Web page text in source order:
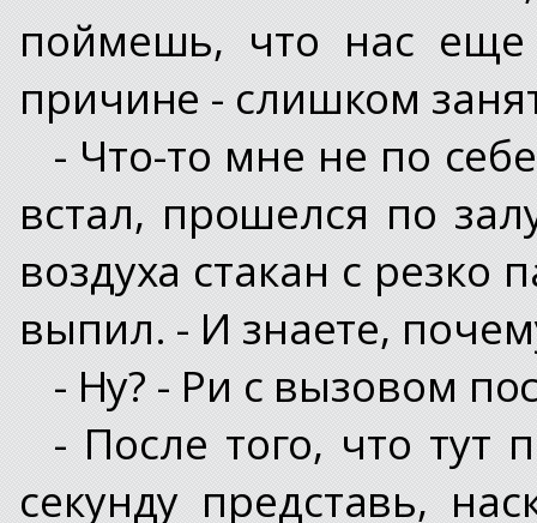
поймешь, что нас
причине - слишком
- Что-то мне не по
встал, прошелся по
воздуха стакан с
выпил. - И знаете,
- Ну? - Ри с вызовом
- После того, что тут
секунду представь,